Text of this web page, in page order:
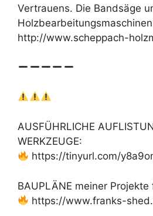
Vertrauens. Die Bandsäge
http://www.scheppach-
AUSFÜHRLICHE
WERKZEUGE:
https://tinyurl.com/
BAUPLÄNE meiner
https://www.franks-